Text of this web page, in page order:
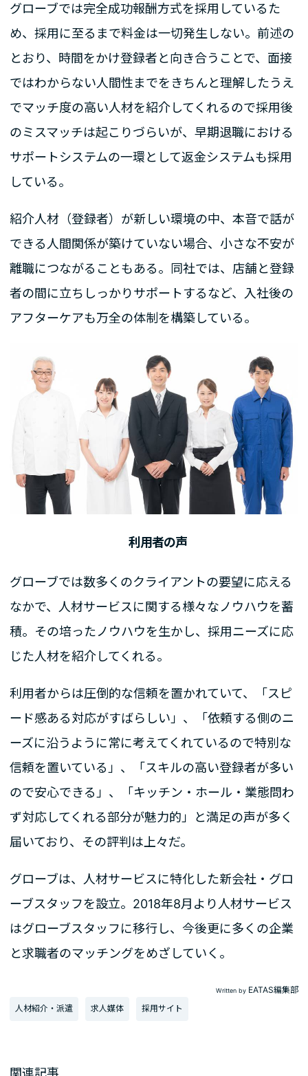
グローブでは完全成功報酬方式を採用しているた
め、採用に至るまで料金は一切発生しない。前述の
とおり、時間をかけ登録者と向き合うことで、面接
ではわからない人間性までをきちんと理解したうえ
でマッチ度の高い人材を紹介してくれるので採用後
のミスマッチは起こりづらいが、早期退職における
サポートシステムの一環として返金システムも採用
している。
紹介人材（登録者）が新しい環境の中、本音で話が
できる人間関係が築けていない場合、小さな不安が
離職につながることもある。同社では、店舗と登録
者の間に立ちしっかりサポートするなど、入社後の
アフターケアも万全の体制を構築している。
利用者の声
グローブでは数多くのクライアントの要望に応える
なかで、人材サービスに関する様々なノウハウを蓄
積。その培ったノウハウを生かし、採用ニーズに応
じた人材を紹介してくれる。
利用者からは圧倒的な信頼を置かれていて、「スピ
ード感ある対応がすばらしい」、「依頼する側のニ
ーズに沿うように常に考えてくれているので特別な
信頼を置いている」、「スキルの高い登録者が多い
ので安心できる」、「キッチン・ホール・業態問わ
ず対応してくれる部分が魅力的」と満足の声が多く
届いており、その評判は上々だ。
グローブは、人材サービスに特化した新会社・グロ
ーブスタッフを設立。2018年8月より人材サービス
はグローブスタッフに移行し、今後更に多くの企業
と求職者のマッチングをめざしていく。
Written byEATAS編集部
人材紹介・派遣
求人媒体 採用サイト
関連記事